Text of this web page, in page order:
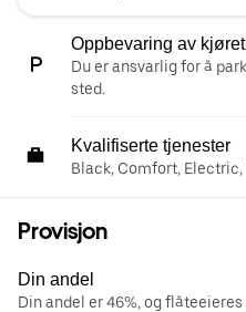
Oppbevaring av
Du er ansvarlig for å
sted.
Kvalifiserte tjenester
Black, Comfort, Electric,
Provisjon
Din andel
Din andel er 46%, og